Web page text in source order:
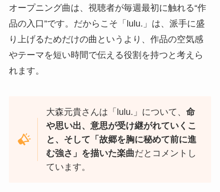
オープニング曲は、視聴者が毎週最初に触れる“作
品の入口”です。だからこそ「lulu.」は、派手に盛
り上げるためだけの曲というより、作品の空気感
やテーマを短い時間で伝える役割を持つと考えら
れます。
大森元貴さんは「lulu.」について、命
や思い出、意思が受け継がれていくこ
と、そして「故郷を胸に秘めて前に進
む強さ」を描いた楽曲だとコメントし
ています。